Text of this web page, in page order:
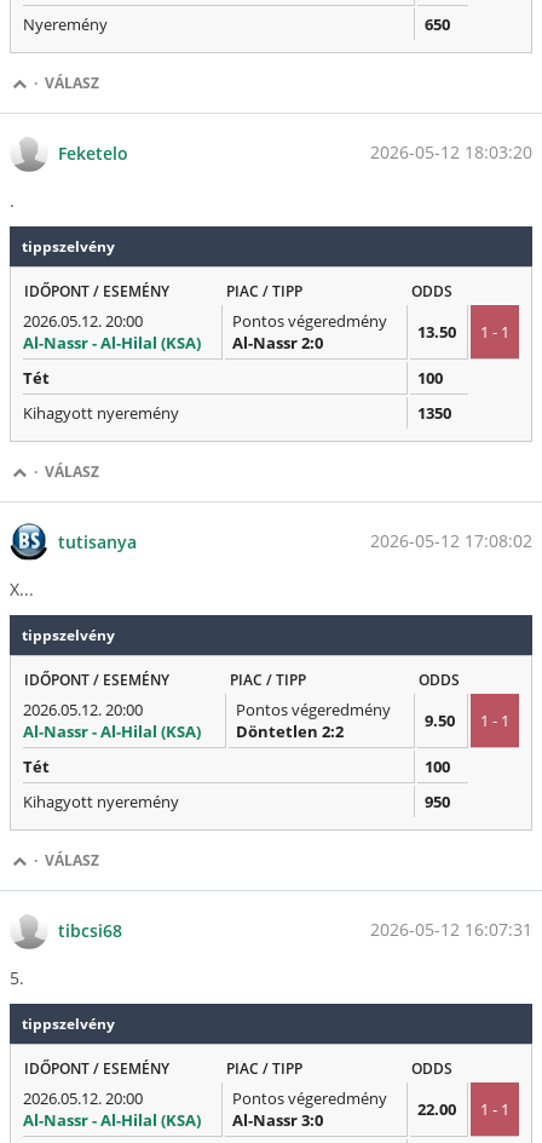
Nyeremény
650
· VÁLASZ
Feketelo 2026-05-12 18:03:20
.
tippszelvény
IDŐPONT / ESEMÉNY PIAC / TIPP ODDS
2026.05.12. 20:00
Al-Nassr - Al-Hilal (KSA)
Pontos végeredmény
Al-Nassr 2:0
13.50 1 - 1
Tét
100
Kihagyott nyeremény
1350
· VÁLASZ
tutisanya 2026-05-12 17:08:02
X...
tippszelvény
IDŐPONT / ESEMÉNY PIAC / TIPP ODDS
2026.05.12. 20:00
Al-Nassr - Al-Hilal (KSA)
Pontos végeredmény
Döntetlen 2:2
9.50 1 - 1
Tét
100
Kihagyott nyeremény
950
· VÁLASZ
tibcsi68 2026-05-12 16:07:31
5.
tippszelvény
IDŐPONT / ESEMÉNY PIAC / TIPP ODDS
2026.05.12. 20:00
Al-Nassr - Al-Hilal (KSA)
Pontos végeredmény
Al-Nassr 3:0
22.00 1 - 1